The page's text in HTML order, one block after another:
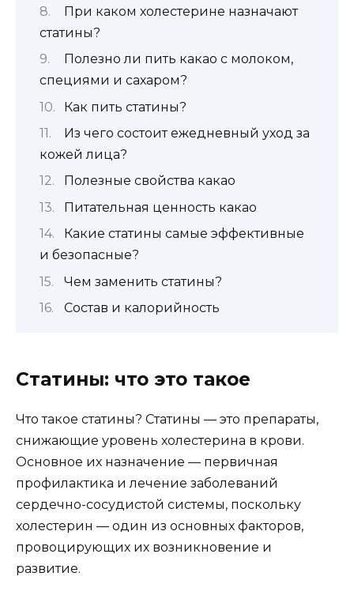
При каком холестерине назначают
статины?
Полезно ли пить какао с молоком,
специями и сахаром?
Как пить статины?
Из чего состоит ежедневный уход за
кожей лица?
Полезные свойства какао
Питательная ценность какао
Какие статины самые эффективные
и безопасные?
Чем заменить статины?
Состав и калорийность
Статины: что это такое
Что такое статины? Статины — это препараты,
снижающие уровень холестерина в крови.
Основное их назначение — первичная
профилактика и лечение заболеваний
сердечно-сосудистой системы, поскольку
холестерин — один из основных факторов,
провоцирующих их возникновение и
развитие.